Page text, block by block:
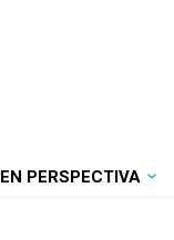
EN PERSPECTIVA